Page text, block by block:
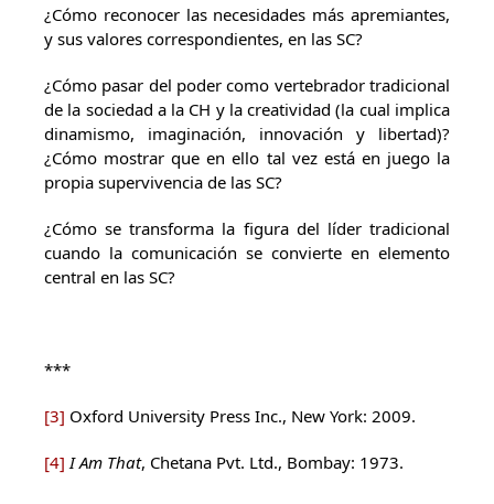
¿Cómo reconocer las necesidades más apremiantes,
y sus valores correspondientes, en las SC?
¿Cómo pasar del poder como vertebrador tradicional
de la sociedad a la CH y la creatividad (la cual implica
dinamismo, imaginación, innovación y libertad)?
¿Cómo mostrar que en ello tal vez está en juego la
propia supervivencia de las SC?
¿Cómo se transforma la figura del líder tradicional
cuando la comunicación se convierte en elemento
central en las SC?
***
[3] Oxford University Press Inc., New York: 2009.
[4] I Am That, Chetana Pvt. Ltd., Bombay: 1973.